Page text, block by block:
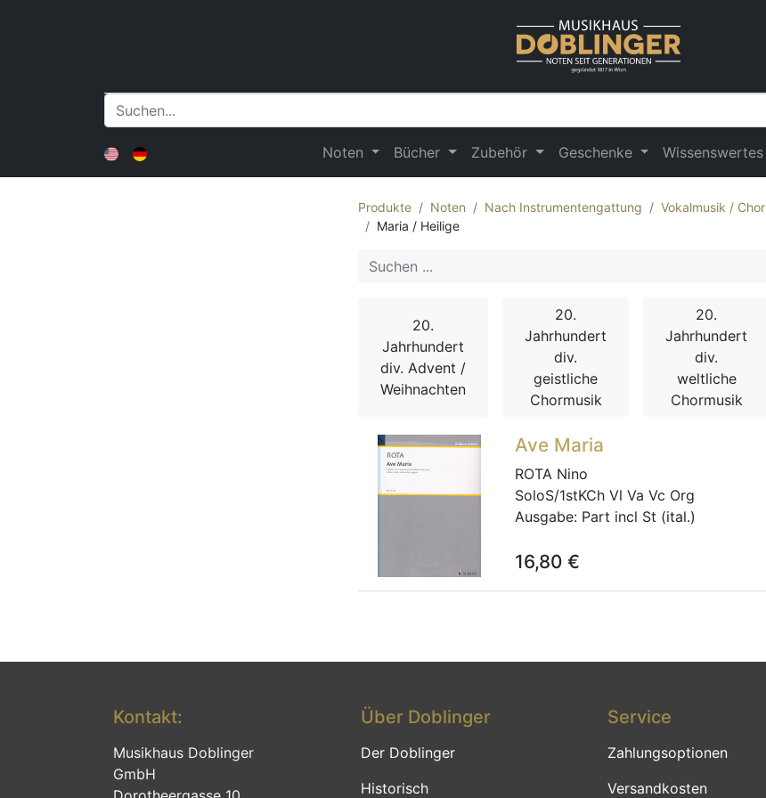
Noten Bücher Zubehör Geschenke Wissenswertes
Produkte Noten Nach Instrumentengattung Vokalmusik / Chor
Maria / Heilige
20.
Jahrhundert
div. Advent /
Weihnachten
20.
Jahrhundert
div.
geistliche
Chormusik
20.
Jahrhundert
div.
weltliche
Chormusik
Ave Maria
ROTA Nino
SoloS/1stKCh Vl Va Vc Org
Ausgabe: Part incl St (ital.)
16,80 €
Kontakt:
Musikhaus Doblinger
GmbH
Über Doblinger
Der Doblinger
Historisch
Service
Zahlungsoptionen
Versandkosten